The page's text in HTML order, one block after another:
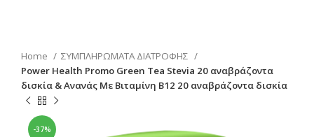
Home
ΣΥΜΠΛΗΡΩΜΑΤΑ ΔΙΑΤΡΟΦΗΣ
Power Health Promo Green Tea Stevia 20 αναβράζοντα
δισκία & Ανανάς Με Βιταμίνη Β12 20 αναβράζοντα δισκία
-37%